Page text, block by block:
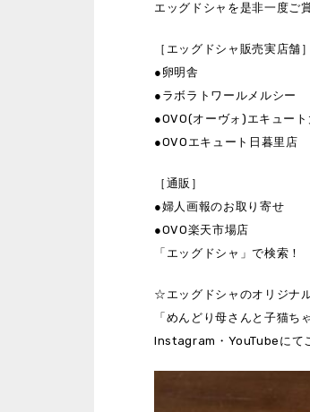
エッグドシャを是非一度ご
［エッグドシャ販売実店舗］
●卵明舎
●ラボラトワールメルシー
●OVO(オーヴォ)エキュー
●OVOエキュート日暮里店
［通販］
●婦人画報のお取り寄せ
●OVO楽天市場店
「エッグドシャ」で検索！
☆エッグドシャのオリジナ
「めんどり母さんと子猫ち
Instagram・YouTubeにて